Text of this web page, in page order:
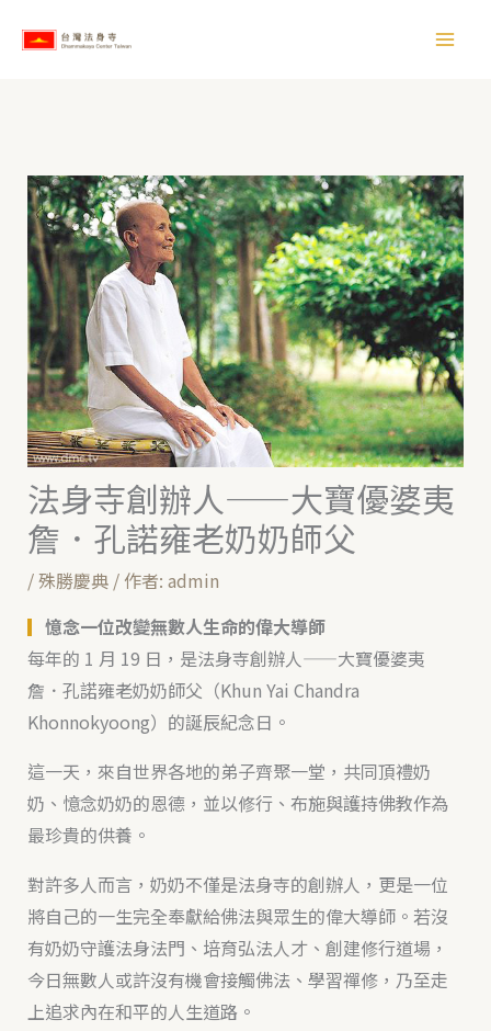
所
】
法身寺創辦人——大寶優婆夷
詹．孔諾雍老奶奶師父
/殊勝慶典/ 作者: admin
▎ 憶念一位改變無數人生命的偉大導師
每年的 1 月 19 日，是法身寺創辦人——大寶優婆夷
詹．孔諾雍老奶奶師父（Khun Yai Chandra
Khonnokyoong）的誕辰紀念日。
這一天，來自世界各地的弟子齊聚一堂，共同頂禮奶
奶、憶念奶奶的恩德，並以修行、布施與護持佛教作為
最珍貴的供養。
對許多人而言，奶奶不僅是法身寺的創辦人，更是一位
將自己的一生完全奉獻給佛法與眾生的偉大導師。若沒
有奶奶守護法身法門、培育弘法人才、創建修行道場，
今日無數人或許沒有機會接觸佛法、學習禪修，乃至走
上追求內在和平的人生道路。